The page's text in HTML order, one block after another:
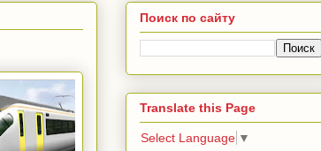
Поиск по сайту
Translate this Page
Select Language ▼